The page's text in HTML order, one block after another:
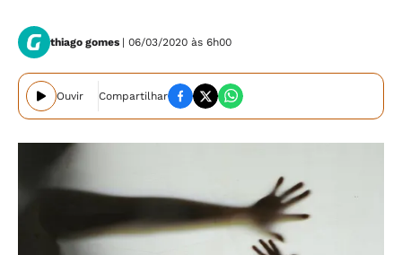
thiago gomes | 06/03/2020 às 6h00
Ouvir Compartilhar